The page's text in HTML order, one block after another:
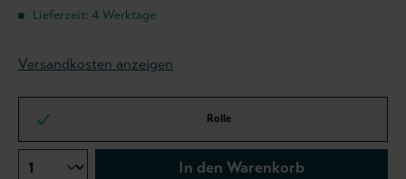
Lieferzeit: 4 Werktage
Versandkosten anzeigen
Rolle
In den Warenkorb